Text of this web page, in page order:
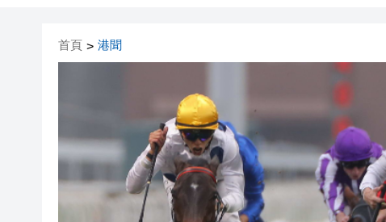
【港商觀察】 金融機構搶灘跨境金
有片丨中大公布未來五年策略計
涉詐騙投資者逾4億日圓 兩時任銀
香港女中國書畫家協會會員作品展
首頁 > 港聞